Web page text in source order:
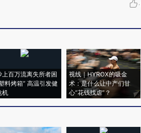
·
上百万流离失所者困
料烤箱” 高温引发健
机
视线｜HYROX的吸金
术：是什么让中产们甘
心“花钱找虐”？